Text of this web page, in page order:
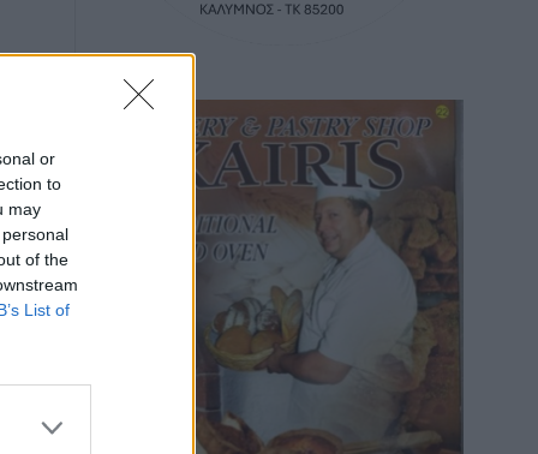
or
to
may
of the
List of